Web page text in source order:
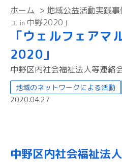
ホーム > 地域公益活動実践事
ェ㏌中野2020」
「ウェルフェアマ
2020」
中野区内社会福祉法人等連絡
地域のネットワークによる活動
2020.04.27
中野区内社会福祉法